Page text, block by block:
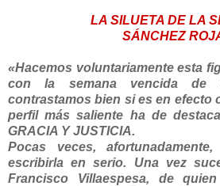
LA SILUETA DE LA
SÁNCHEZ
«Hacemos voluntariamente esta
con la semana vencida de
contrastamos bien si es en efecto
perfil más saliente ha de
GRACIA Y JUSTICIA.
Pocas veces,
escribirla en serio. Una vez
Francisco Villaespesa, de